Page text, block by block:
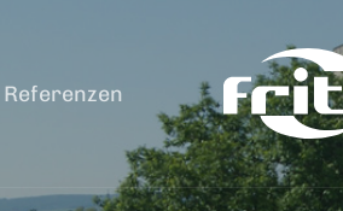
Referenzen